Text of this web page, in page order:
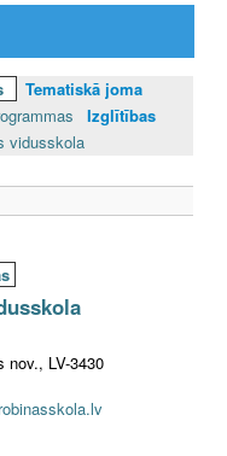
Tematiskā joma
Izglītības
vidusskola
nov., LV-3430